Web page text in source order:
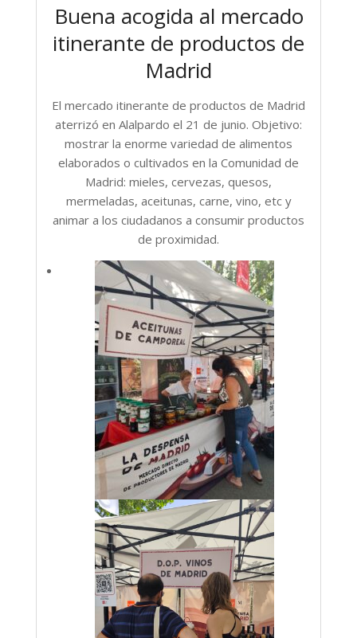
Buena acogida al mercado
itinerante de productos de
Madrid
El mercado itinerante de productos de Madrid
aterrizó en Alalpardo el 21 de junio. Objetivo:
mostrar la enorme variedad de alimentos
elaborados o cultivados en la Comunidad de
Madrid: mieles, cervezas, quesos,
mermeladas, aceitunas, carne, vino, etc y
animar a los ciudadanos a consumir productos
de proximidad.